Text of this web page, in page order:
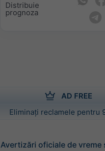
Distribuie
prognoza
AD FREE
Eliminați reclamele pentru
Avertizări oficiale de vreme